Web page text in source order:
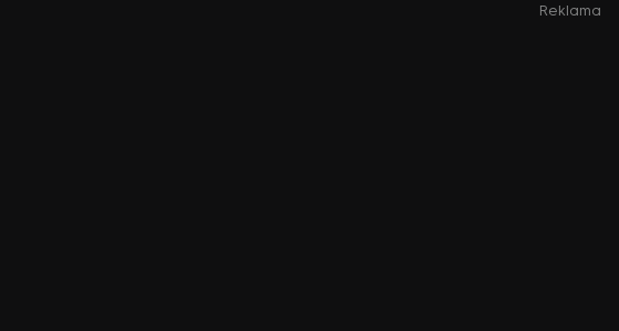
Reklama